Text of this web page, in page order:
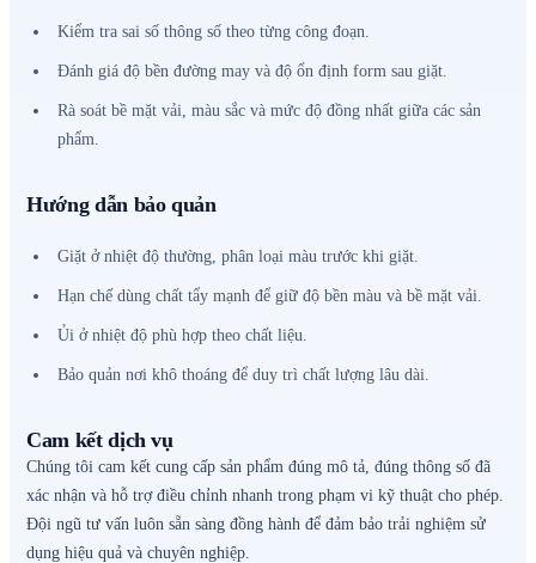
Kiểm tra sai số thông số theo từng công đoạn.
Đánh giá độ bền đường may và độ ổn định form sau giặt.
Rà soát bề mặt vải, màu sắc và mức độ đồng nhất giữa các sản
phẩm.
Hướng dẫn bảo quản
Giặt ở nhiệt độ thường, phân loại màu trước khi giặt.
Hạn chế dùng chất tẩy mạnh để giữ độ bền màu và bề mặt vải.
Ủi ở nhiệt độ phù hợp theo chất liệu.
Bảo quản nơi khô thoáng để duy trì chất lượng lâu dài.
Cam kết dịch vụ
Chúng tôi cam kết cung cấp sản phẩm đúng mô tả, đúng thông số đã
xác nhận và hỗ trợ điều chỉnh nhanh trong phạm vi kỹ thuật cho phép.
Đội ngũ tư vấn luôn sẵn sàng đồng hành để đảm bảo trải nghiệm sử
dụng hiệu quả và chuyên nghiệp.